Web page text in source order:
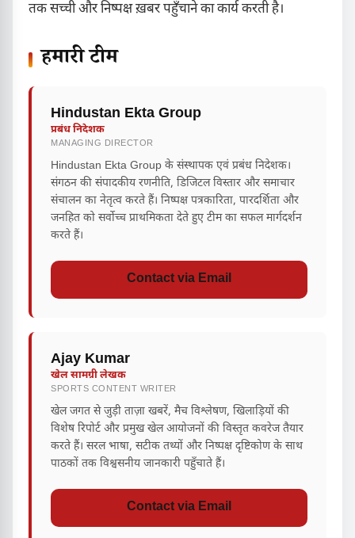
तक सच्ची और निष्पक्ष ख़बर पहुँचाने का कार्य करती है।
हमारी टीम
Hindustan Ekta Group
प्रबंध निदेशक
MANAGING DIRECTOR
Hindustan Ekta Group के संस्थापक एवं प्रबंध निदेशक।
संगठन की संपादकीय रणनीति, डिजिटल विस्तार और समाचार
संचालन का नेतृत्व करते हैं। निष्पक्ष पत्रकारिता, पारदर्शिता और
जनहित को सर्वोच्च प्राथमिकता देते हुए टीम का सफल मार्गदर्शन
करते हैं।
Contact via Email
Ajay Kumar
खेल सामग्री लेखक
SPORTS CONTENT WRITER
खेल जगत से जुड़ी ताज़ा खबरें, मैच विश्लेषण, खिलाड़ियों की
विशेष रिपोर्ट और प्रमुख खेल आयोजनों की विस्तृत कवरेज तैयार
करते हैं। सरल भाषा, सटीक तथ्यों और निष्पक्ष दृष्टिकोण के साथ
पाठकों तक विश्वसनीय जानकारी पहुँचाते हैं।
Contact via Email